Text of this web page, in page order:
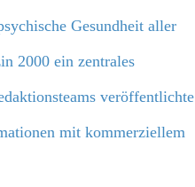
Gesundheit aller
2000 ein zentrales
veröffentlichte
mit kommerziellem